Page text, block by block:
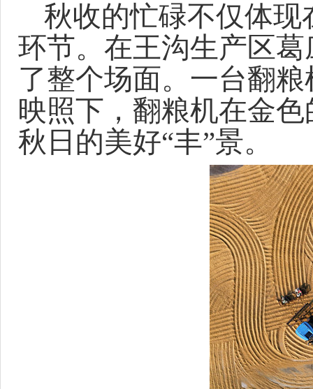
秋收的忙碌不仅体
环节。 在王沟生产区
了整个场面。一台翻
映照下，翻粮机在金
秋日的美好“丰”景。